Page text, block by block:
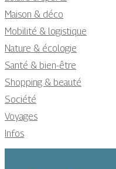
Maison & déco
Mobilité & logistique
Nature & écologie
Santé & bien-être
Shopping & beauté
Société
Voyages
Infos